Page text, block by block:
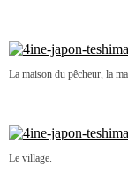
La maison du pêcheur, la
Le village.